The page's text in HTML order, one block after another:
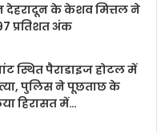
के केशव मित्तल ने
प्रतिशत अंक
स्थित पैराडाइज होटल में
पुलिस ने पूछताछ के
हिरासत में…